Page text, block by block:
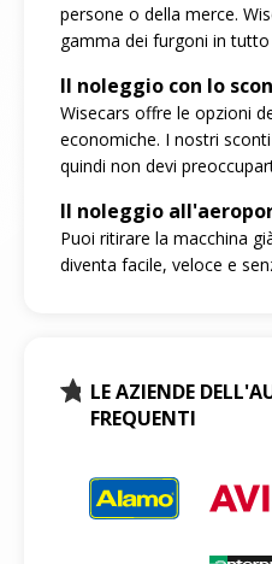
persone o della merce.
gamma dei furgoni in
Il noleggio con lo
Wisecars offre le opzioni
economiche. I nostri
quindi non devi
Il noleggio
Puoi ritirare la macchina
diventa facile, veloce e
LE AZIENDE
FREQUENTI